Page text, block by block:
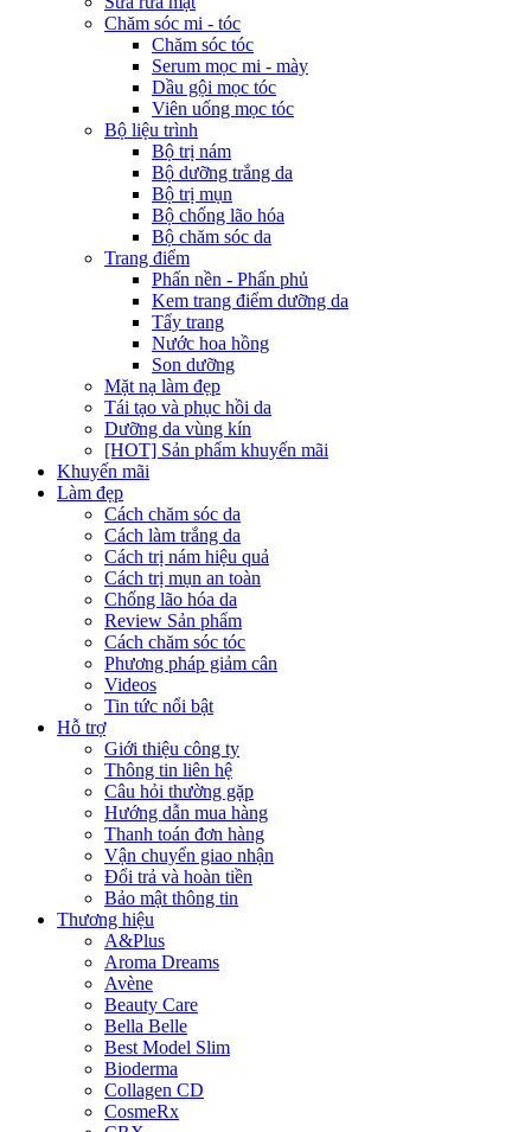
Chăm sóc mi - tóc
Chăm sóc tóc
Serum mọc mi - mày
Dầu gội mọc tóc
Viên uống mọc tóc
Bộ liệu trình
Bộ trị nám
Bộ dưỡng trắng da
Bộ trị mụn
Bộ chống lão hóa
Bộ chăm sóc da
Trang điểm
Phấn nền - Phấn phủ
Kem trang điểm dưỡng da
Tẩy trang
Nước hoa hồng
Son dưỡng
Mặt nạ làm đẹp
Tái tạo và phục hồi da
Dưỡng da vùng kín
[HOT] Sản phẩm khuyến mãi
Khuyến mãi
Làm đẹp
Cách chăm sóc da
Cách làm trắng da
Cách trị nám hiệu quả
Cách trị mụn an toàn
Chống lão hóa da
Review Sản phẩm
Cách chăm sóc tóc
Phương pháp giảm cân
Videos
Tin tức nổi bật
Hỗ trợ
Giới thiệu công ty
Thông tin liên hệ
Câu hỏi thường gặp
Hướng dẫn mua hàng
Thanh toán đơn hàng
Vận chuyển giao nhận
Đổi trả và hoàn tiền
Bảo mật thông tin
Thương hiệu
A&Plus
Aroma Dreams
Avène
Beauty Care
Bella Belle
Best Model Slim
Bioderma
Collagen CD
CosmeRx